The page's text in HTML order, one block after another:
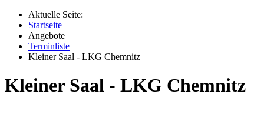
Aktuelle Seite:
Startseite
Angebote
Terminliste
Kleiner Saal - LKG Chemnitz
Kleiner Saal - LKG Chemnitz